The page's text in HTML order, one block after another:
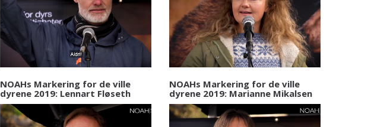
NOAHs Markering for de ville
dyrene 2019: Lennart Fløseth
NOAHs Markering for de ville
dyrene 2019: Marianne Mikalsen